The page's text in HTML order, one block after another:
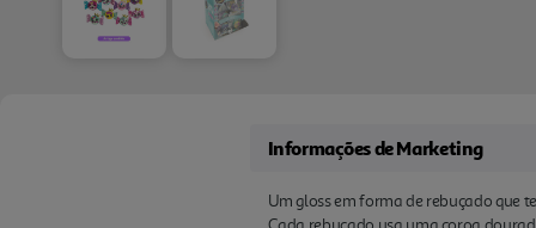
Informações de Marketing
Um gloss em forma de rebuçado que